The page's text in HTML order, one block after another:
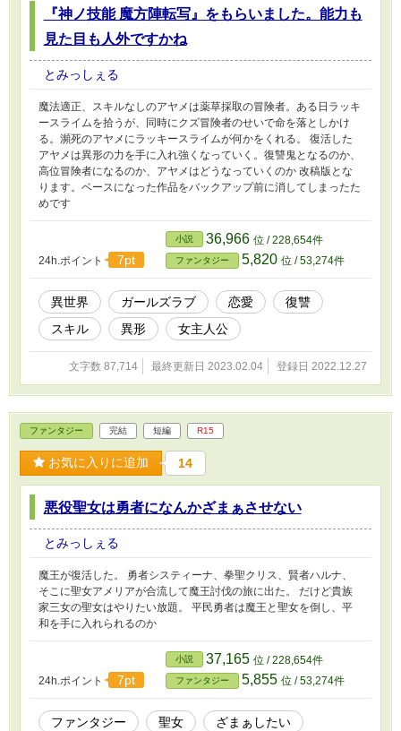
『神ノ技能 魔方陣転写』をもらいました。能力も
見た目も人外ですかね
とみっしぇる
魔法適正、スキルなしのアヤメは薬草採取の冒険者。ある日ラッキ
ースライムを拾うが、同時にクズ冒険者のせいで命を落としかけ
る。瀕死のアヤメにラッキースライムが何かをくれる。 復活した
アヤメは異形の力を手に入れ強くなっていく。復讐鬼となるのか、
高位冒険者になるのか、アヤメはどうなっていくのか 改稿版とな
ります。ベースになった作品をバックアップ前に消してしまったた
めです
24h.ポイント 7pt
小説 36,966 位 / 228,654件
ファンタジー 5,820 位 / 53,274件
異世界 ガールズラブ 恋愛
復讐
スキル
異形 女主人公
文字数 87,714 最終更新日 2023.02.04 登録日 2022.12.27
ファンタジー 完結 短編 R15
お気に入りに追加 14
悪役聖女は勇者になんかざまぁさせない
とみっしぇる
魔王が復活した。 勇者システィーナ、拳聖クリス、賢者ハルナ、
そこに聖女アメリアが合流して魔王討伐の旅に出た。 だけど貴族
家三女の聖女はやりたい放題。 平民勇者は魔王と聖女を倒し、平
和を手に入れられるのか
24h.ポイント 7pt
小説 37,165 位 / 228,654件
ファンタジー 5,855 位 / 53,274件
ファンタジー 聖女
ざまぁしたい